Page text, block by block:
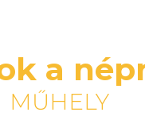
a
MŰHELY